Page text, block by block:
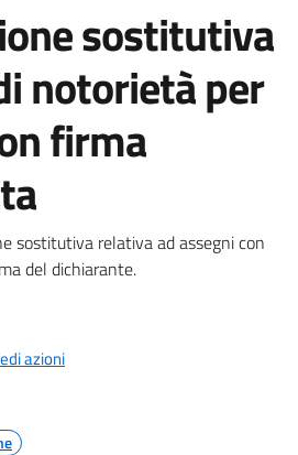
sostitutiva
notorietà per
firma
sostitutiva relativa ad assegni con
del dichiarante.
azioni